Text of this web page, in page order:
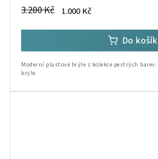
3.200 Kč 1.000 Kč
Do
Moderní plastové brýle z kolekce pestrých